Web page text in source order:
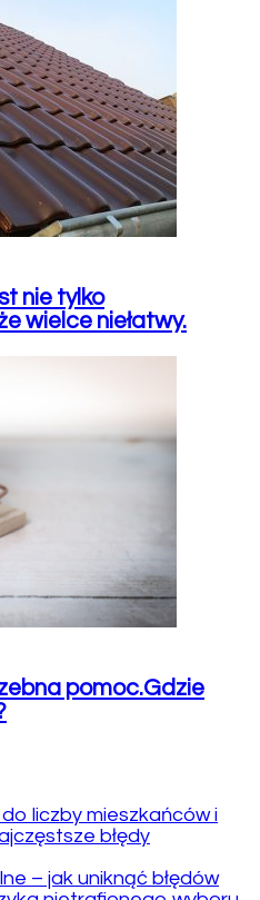
nie tylko
wielce niełatwy.
pomoc.Gdzie
liczby mieszkańców i
błędy
– jak uniknąć błędów